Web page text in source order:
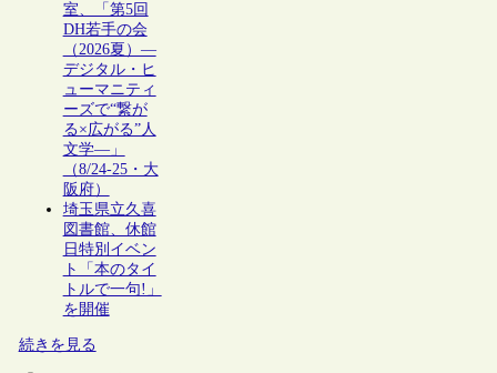
室、「第5回
DH若手の会
（2026夏）―
デジタル・ヒ
ューマニティ
ーズで“繋が
る×広がる”人
文学―」
（8/24-25・大
阪府）
埼玉県立久喜
図書館、休館
日特別イベン
ト「本のタイ
トルで一句!」
を開催
続きを見る